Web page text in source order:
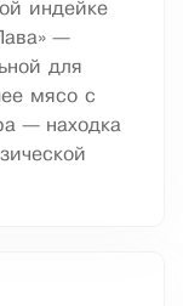
индейке
—
для
мясо с
— находка